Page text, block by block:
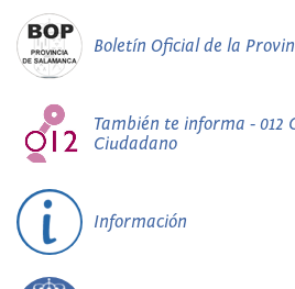
Boletín Oficial de la
También te informa - 012
Ciudadano
Información